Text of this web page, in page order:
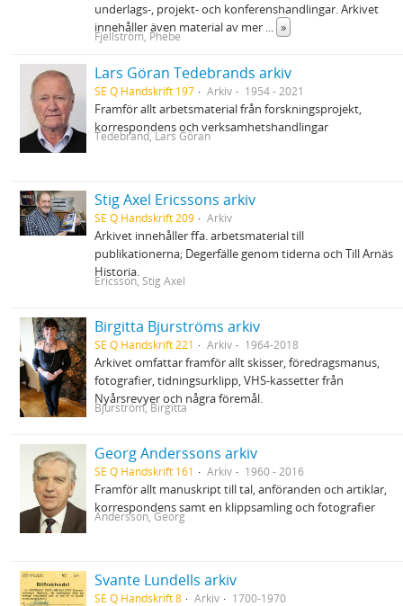
underlags‐, projekt‐ och konferenshandlingar. Arkivet
innehåller även material av mer ... »
Fjellström, Phebe
Lars Göran Tedebrands arkiv
SE Q Handskrift 197 Arkiv 1954 - 2021
Framför allt arbetsmaterial från forskningsprojekt,
korrespondens och verksamhetshandlingar
Tedebrand, Lars Göran
Stig Axel Ericssons arkiv
SE Q Handskrift 209 Arkiv
Arkivet innehåller ffa. arbetsmaterial till
publikationerna; Degerfälle genom tiderna och Till Arnäs
Historia.
Ericsson, Stig Axel
Birgitta Bjurströms arkiv
SE Q Handskrift 221 Arkiv 1964-2018
Arkivet omfattar framför allt skisser, föredragsmanus,
fotografier, tidningsurklipp, VHS-kassetter från
Nyårsrevyer och några föremål.
Bjurström, Birgitta
Georg Anderssons arkiv
SE Q Handskrift 161 Arkiv 1960 - 2016
Framför allt manuskript till tal, anföranden och artiklar,
korrespondens samt en klippsamling och fotografier
Andersson, Georg
Svante Lundells arkiv
SE Q Handskrift 8 Arkiv 1700-1970